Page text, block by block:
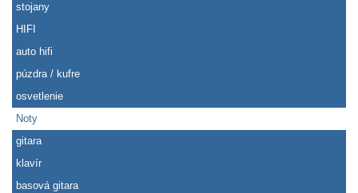
stojany
HIFI
auto hifi
púzdra / kufre
osvetlenie
Noty
gitara
klavír
basová gitara